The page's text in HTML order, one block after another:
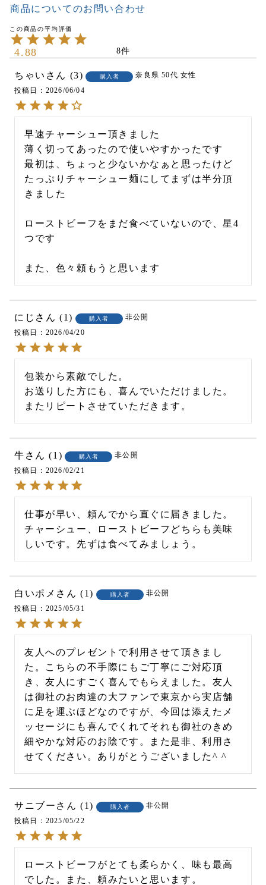
商品についてのお問い合わせ
4.88 8
ちゃい 3 購入者 奈良県 50代 女性
投稿日
2026/06/04
早速チャーシュー頂きました
薄く切ってあったので使いやすかったです
最初は、ちょっと少ないかなぁと思ったけど
たっぷりチャーシュー麺にしてまずは半分頂
きました
ローストビーフをまだ食べていないので、星4
つです
また、色々頼もうと思います
にじ 1 購入者
非公開
投稿日
2026/04/20
包装から素敵でした。
お送りした方にも、喜んでいただけました。
またリピートさせていただきます。
牛 1 購入者
非公開
投稿日
2026/02/21
仕事が早い、頼んでから直ぐに届きました。
チャーシュー、ローストビーフどちらも美味
しいです。先ずは食べてみましょう。
白いポメ 1 購入者
非公開
投稿日
2025/05/31
友人へのプレゼントで利用させて頂きまし
た。こちらの不手際にもご丁寧にご対応頂
き、友人にすごく喜んでもらえました。友人
は御社のお肉達の大ファンで東京から実店舗
に足を運ぶほどなのですが、今回は添えたメ
ッセージにも喜んでくれてそれも御社のきめ
細やかな対応のお陰です。また是非、利用さ
せてください。ありがとうございました^ ^
サニブー 1 購入者
非公開
投稿日
2025/05/22
ローストビーフがとても柔らかく、味も最高
でした。また、頼みたいと思います。